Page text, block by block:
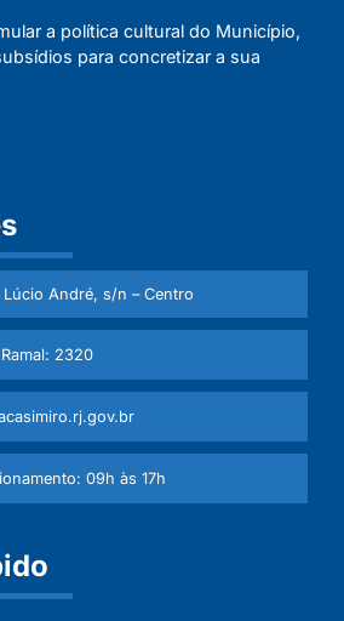
a política cultural do Município,
para concretizar a sua
Lúcio André, s/n – Centro
2320
09h às 17h